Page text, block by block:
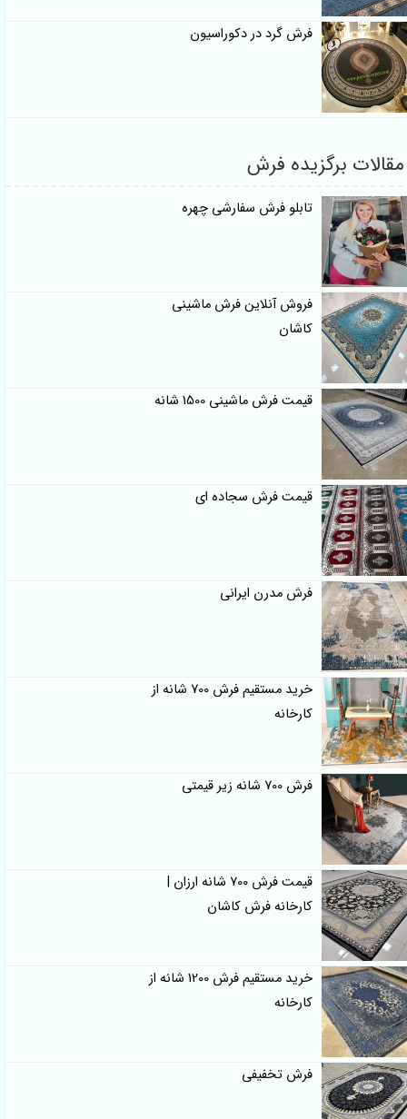
فرش گرد در دکوراسیون
برگزیده فرش
تابلو فرش سفارشی چهره
فروش آنلاین فرش ماشینی
کاشان
قیمت فرش ماشینی 1500 شانه
قیمت فرش سجاده ای
فرش مدرن ایرانی
خرید مستقیم فرش 700 شانه از
کارخانه
فرش 700 شانه زیر قیمتی
قیمت فرش 700 شانه ارزان |
کارخانه فرش کاشان
خرید مستقیم فرش 1200 شانه از
کارخانه
فرش تخفیفی